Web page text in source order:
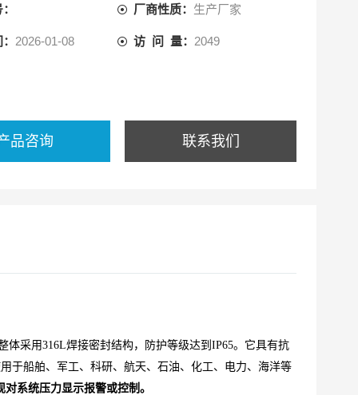
厂商性质： 生产厂家
2026-01-08 访 问 量： 2049
品咨询 联系我们
采用316L焊接密封结构，防护等级达到IP65。它具有抗
于船舶、军工、科研、航天、石油、化工、电力、海洋等
对系统压力显示报警或控制。